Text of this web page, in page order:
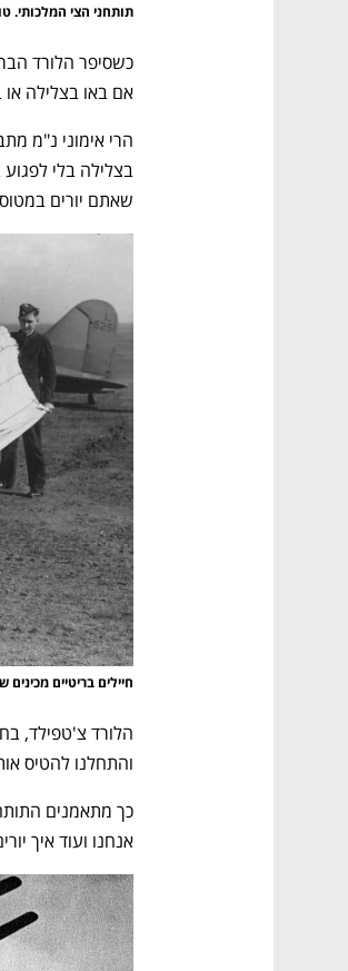
הבית של ההייטק
תותחני הצי המלכותי.
אם באו בצלילה או
שאתם יורים
חיילים בריטיים
והתחלנו להטיס
אנחנו ועוד איך